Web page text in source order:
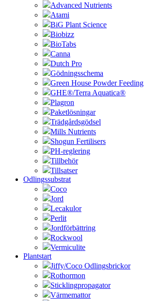
Advanced Nutrients
Atami
BiG Plant Science
Biobizz
BioTabs
Canna
Dutch Pro
Gödningsschema
Green House Powder Feeding
GHE®/Terra Aquatica®
Plagron
Paketlösningar
Trädgårdsgödsel
Mills Nutrients
Shogun Fertilisers
PH-reglering
Tillbehör
Tillsatser
Odlingssubstrat
Coco
Jord
Lecakulor
Perlit
Jordförbättring
Rockwool
Vermiculite
Plantstart
Jiffy/Coco Odlingsbrickor
Rothormon
Sticklingpropagator
Värmemattor